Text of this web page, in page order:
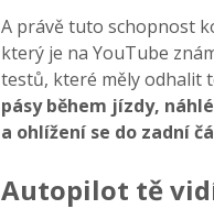
A právě tuto schopnost
který je na YouTube
testů, které měly odhalit
pásy během jízdy,
a ohlížení se do zadní
Autopilot tě